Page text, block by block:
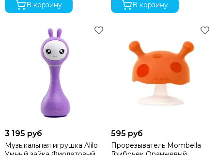
В корзину
В корзину
3 195 руб
Музыкальная игрушка Alilo
595 руб
Прорезыватель Mombella